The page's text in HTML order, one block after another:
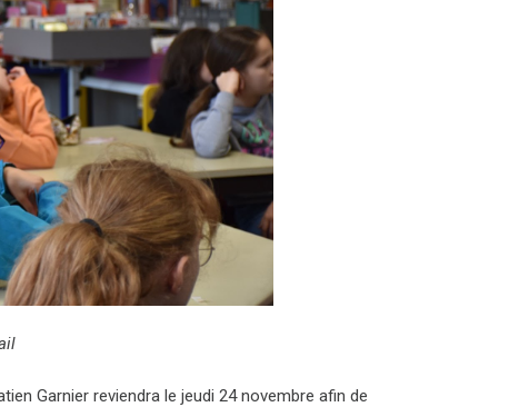
Garnier reviendra le jeudi 24 novembre afin de